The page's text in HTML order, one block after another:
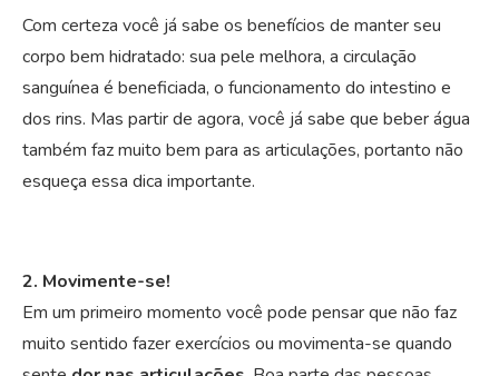
Com certeza você já sabe os benefícios de manter seu
corpo bem hidratado: sua pele melhora, a circulação
sanguínea é beneficiada, o funcionamento do intestino e
dos rins. Mas partir de agora, você já sabe que beber água
também faz muito bem para as articulações, portanto não
esqueça essa dica importante.
2. Movimente-se!
Em um primeiro momento você pode pensar que não faz
muito sentido fazer exercícios ou movimenta-se quando